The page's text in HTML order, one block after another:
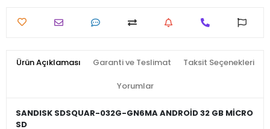
Ürün Açıklaması Garanti ve Teslimat Taksit Seçenekleri
Yorumlar
SANDISK SDSQUAR-032G-GN6MA ANDROİD 32 GB MİCRO
SD